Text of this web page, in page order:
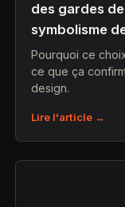
des gardes
symbolisme
Pourquoi ce
ce que ça
design.
Lire l'article →